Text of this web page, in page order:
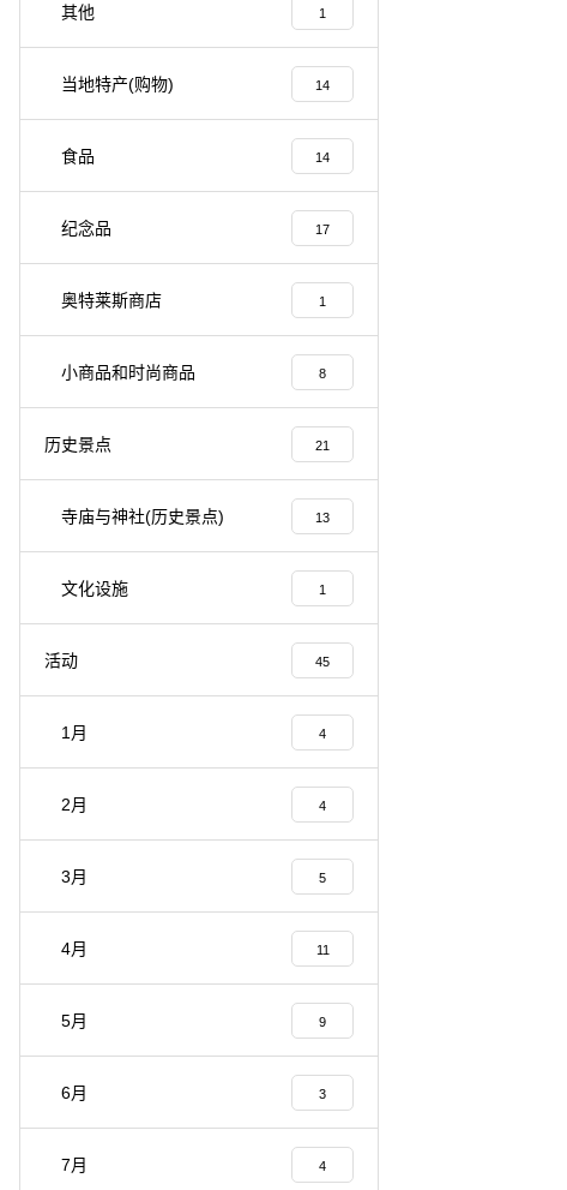
其他 1
当地特产(购物) 14
食品 14
纪念品 17
奥特莱斯商店 1
小商品和时尚商品 8
历史景点 21
寺庙与神社(历史景点) 13
文化设施 1
活动 45
1月 4
2月 4
3月 5
4月 11
5月 9
6月 3
7月 4